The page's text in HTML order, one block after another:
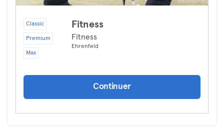
Classic
Premium
Max
Fitness
Fitness
Ehrenfeld
Continuer